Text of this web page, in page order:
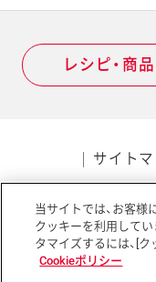
レシピ・商品
サイト
ソーシャルメデ
当サイトでは、お客様
クッキーを利用して
タマイズするには、[
Cookieポリシー